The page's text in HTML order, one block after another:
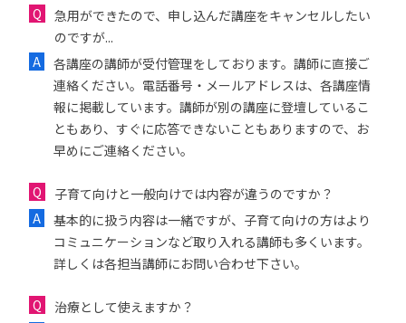
急用ができたので、申し込んだ講座をキャンセルしたい
のですが...
各講座の講師が受付管理をしております。講師に直接ご
連絡ください。電話番号・メールアドレスは、各講座情
報に掲載しています。講師が別の講座に登壇しているこ
ともあり、すぐに応答できないこともありますので、お
早めにご連絡ください。
子育て向けと一般向けでは内容が違うのですか？
基本的に扱う内容は一緒ですが、子育て向けの方はより
コミュニケーションなど取り入れる講師も多くいます。
詳しくは各担当講師にお問い合わせ下さい。
治療として使えますか？